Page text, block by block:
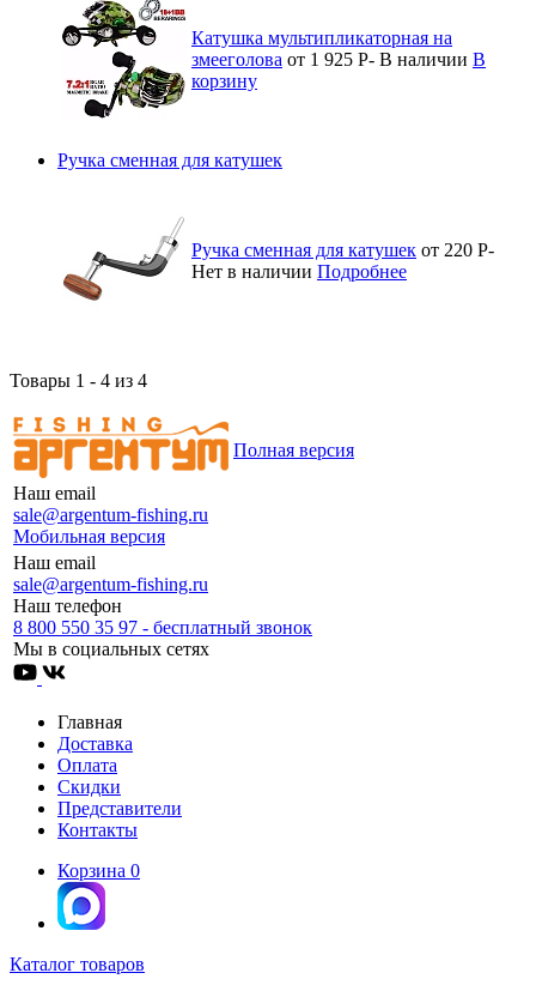
Катушка мультипликаторная на
змееголова от 1 925 Р- В наличии В
корзину
Ручка сменная для катушек
Ручка сменная для катушек от 220 Р-
Нет в наличии Подробнее
Товары 1 - 4 из 4
Наш email
sale@argentum-fishing.ru
Мобильная версия
Полная версия
Наш email
sale@argentum-fishing.ru
Наш телефон
8 800 550 35 97 - бесплатный звонок
Мы в социальных сетях
Главная
Доставка
Оплата
Скидки
Представители
Контакты
Корзина 0
Каталог товаров